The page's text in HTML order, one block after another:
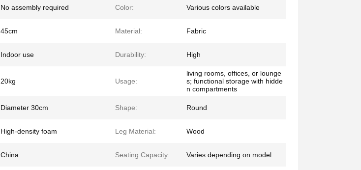
No assembly required Color: Various colors available
45cm Material: Fabric
Indoor use Durability: High
20kg Usage:
living rooms, offices, or lounge
s; functional storage with hidde
n compartments
Diameter 30cm Shape: Round
High-density foam Leg Material: Wood
China Seating Capacity: Varies depending on model